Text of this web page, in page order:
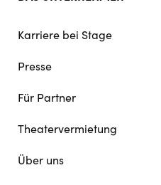
Karriere bei Stage
Presse
Für Partner
Theatervermietung
Über uns